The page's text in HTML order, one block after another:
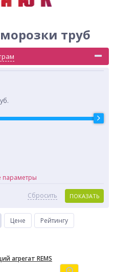
труб
параметры
ПОКАЗАТЬ
Сбросить
Цене
Рейтингу
агрегат REMS